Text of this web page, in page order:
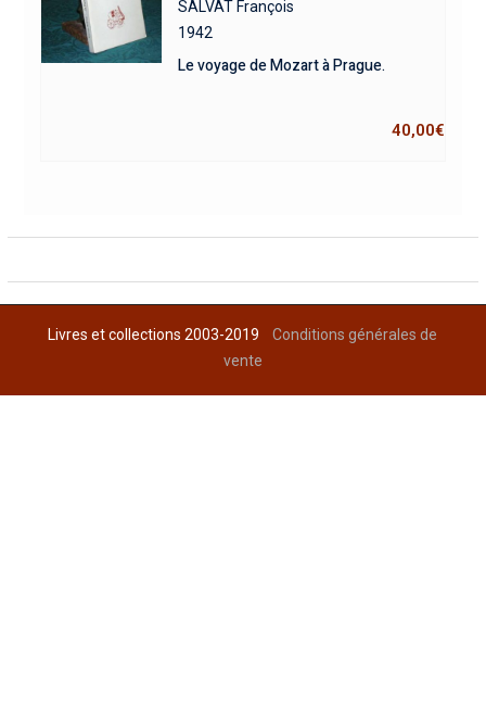
SALVAT François
1942
Le voyage de Mozart à Prague.
40,00€
Livres et collections 2003-2019Conditions générales de
vente